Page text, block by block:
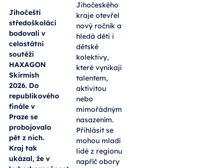
Jihočeští
středoškoláci
bodovali v
celostátní
soutěži
HAXAGON
Skirmish
2026. Do
republikového
finále v
Praze se
probojovalo
pět z nich.
Kraj tak
ukázal, že v
Jihočeského
kraje otevřel
nový ročník a
hledá děti i
dětské
kolektivy,
které vynikají
talentem,
aktivitou
nebo
mimořádným
nasazením.
Přihlásit se
mohou mladí
lidé z regionu
napříč obory